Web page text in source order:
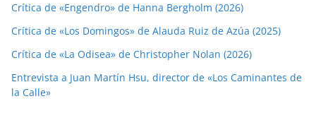
Crítica de «Engendro» de Hanna Bergholm (2026)
Crítica de «Los Domingos» de Alauda Ruiz de Azúa (2025)
Crítica de «La Odisea» de Christopher Nolan (2026)
Entrevista a Juan Martín Hsu, director de «Los Caminantes de
la Calle»